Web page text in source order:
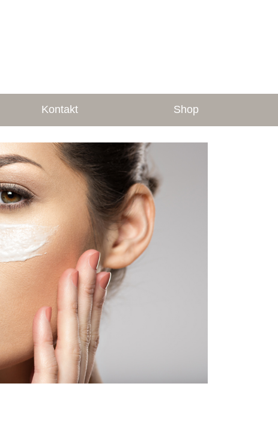
Kontakt Shop